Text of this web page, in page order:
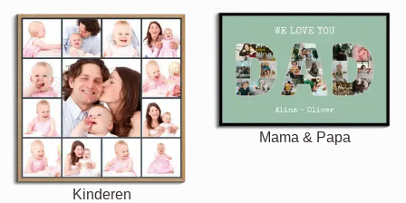
Kinderen
Mama & Papa